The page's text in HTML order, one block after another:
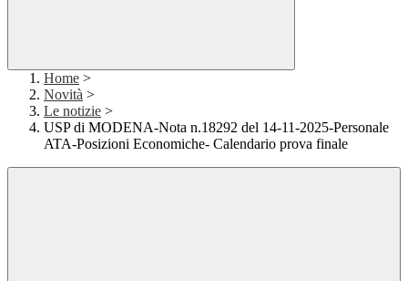
Home >
Novità >
Le notizie >
USP di MODENA-Nota n.18292 del 14-11-2025-Personale
ATA-Posizioni Economiche- Calendario prova finale